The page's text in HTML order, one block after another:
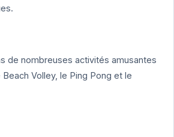
de nombreuses activités amusantes
Volley, le Ping Pong et le